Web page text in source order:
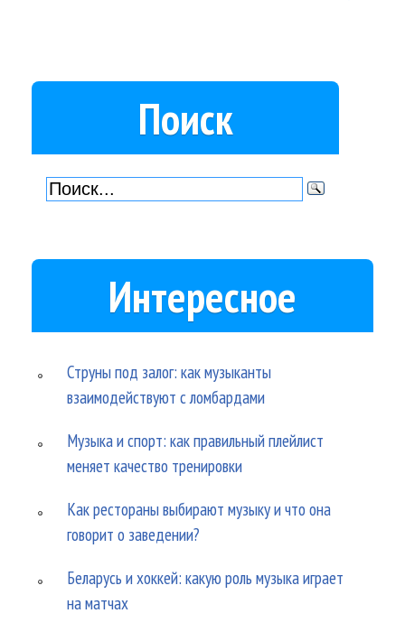
Поиск
Интересное
Струны под залог: как музыканты
взаимодействуют с ломбардами
Музыка и спорт: как правильный плейлист
меняет качество тренировки
Как рестораны выбирают музыку и что она
говорит о заведении?
Беларусь и хоккей: какую роль музыка играет
на матчах